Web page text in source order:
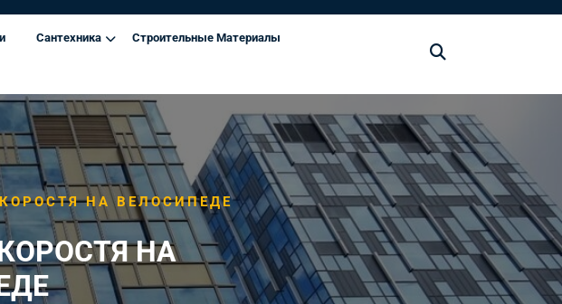
Сантехника Строительные Материалы
НА ВЕЛОСИПЕДЕ
НА